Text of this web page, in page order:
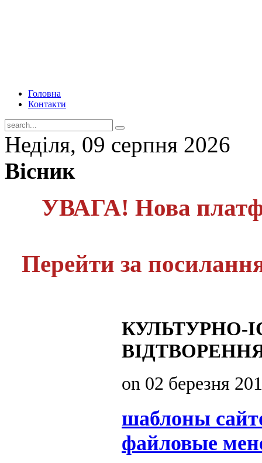
Головна
Контакти
Неділя, 09 серпня 2026
Вісник
УВАГА! Нова
Перейти за
КУЛЬТУРНО-
on 02 березня
шаблоны
файловые